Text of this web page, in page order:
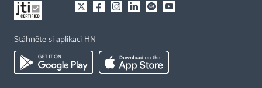
Stáhněte si aplikaci HN